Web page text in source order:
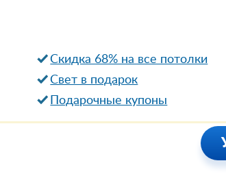
Скидка 68% на все потолки
Свет в подарок
Подарочные купоны